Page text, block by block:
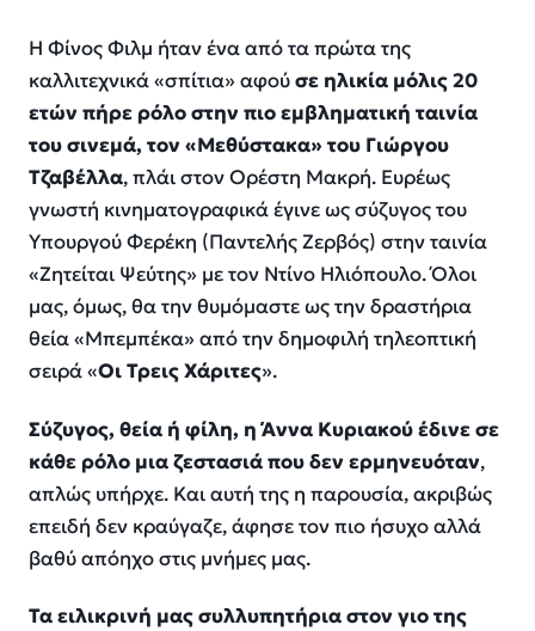
Η Φίνος Φιλμ ήταν ένα από τα πρώτα της
καλλιτεχνικά «σπίτια» αφούσε ηλικία μόλις 20
ετών πήρε ρόλο στην πιο εμβληματική ταινία
του σινεμά, τον «Μεθύστακα» του Γιώργου
Τζαβέλλα, πλάι στον Ορέστη Μακρή. Ευρέως
γνωστή κινηματογραφικά έγινε ως σύζυγος του
Υπουργού Φερέκη (Παντελής Ζερβός) στην ταινία
«Ζητείται Ψεύτης» με τον Ντίνο Ηλιόπουλο. Όλοι
μας, όμως, θα την θυμόμαστε ως την δραστήρια
θεία «Μπεμπέκα» από την δημοφιλή τηλεοπτική
σειρά «Οι Τρεις Χάριτες».
Σύζυγος, θεία ή φίλη, η Άννα Κυριακού έδινε σε
κάθε ρόλο μια ζεστασιά που δεν ερμηνευόταν,
απλώς υπήρχε. Και αυτή της η παρουσία, ακριβώς
επειδή δεν κραύγαζε, άφησε τον πιο ήσυχο αλλά
βαθύ απόηχο στις μνήμες μας.
Τα ειλικρινή μας συλλυπητήρια στον γιο της